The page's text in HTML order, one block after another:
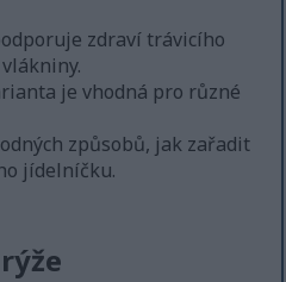
zdraví trávicího
je vhodná pro různé
způsobů, jak zařadit
jídelníčku.